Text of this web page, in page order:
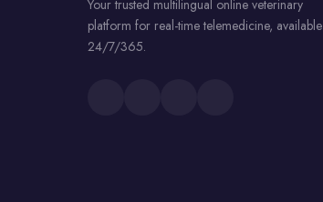
Your trusted multilingual online veterinary
platform for real-time telemedicine, available
24/7/365.